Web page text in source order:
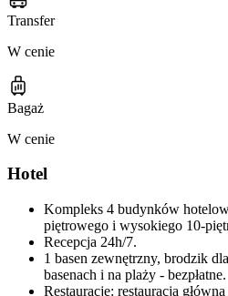
Transfer
W cenie
Bagaż
W cenie
Hotel
Kompleks 4 budynków
piętrowego i wysokiego 10-
Recepcja 24h/7.
1 basen zewnętrzny, brodzik
basenach i na plaży - bezpłatne.
Restauracje: restauracja